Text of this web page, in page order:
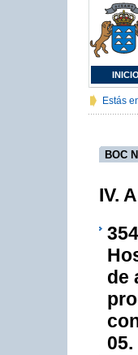
INICIO
Estás
BOC
IV.
de
05.